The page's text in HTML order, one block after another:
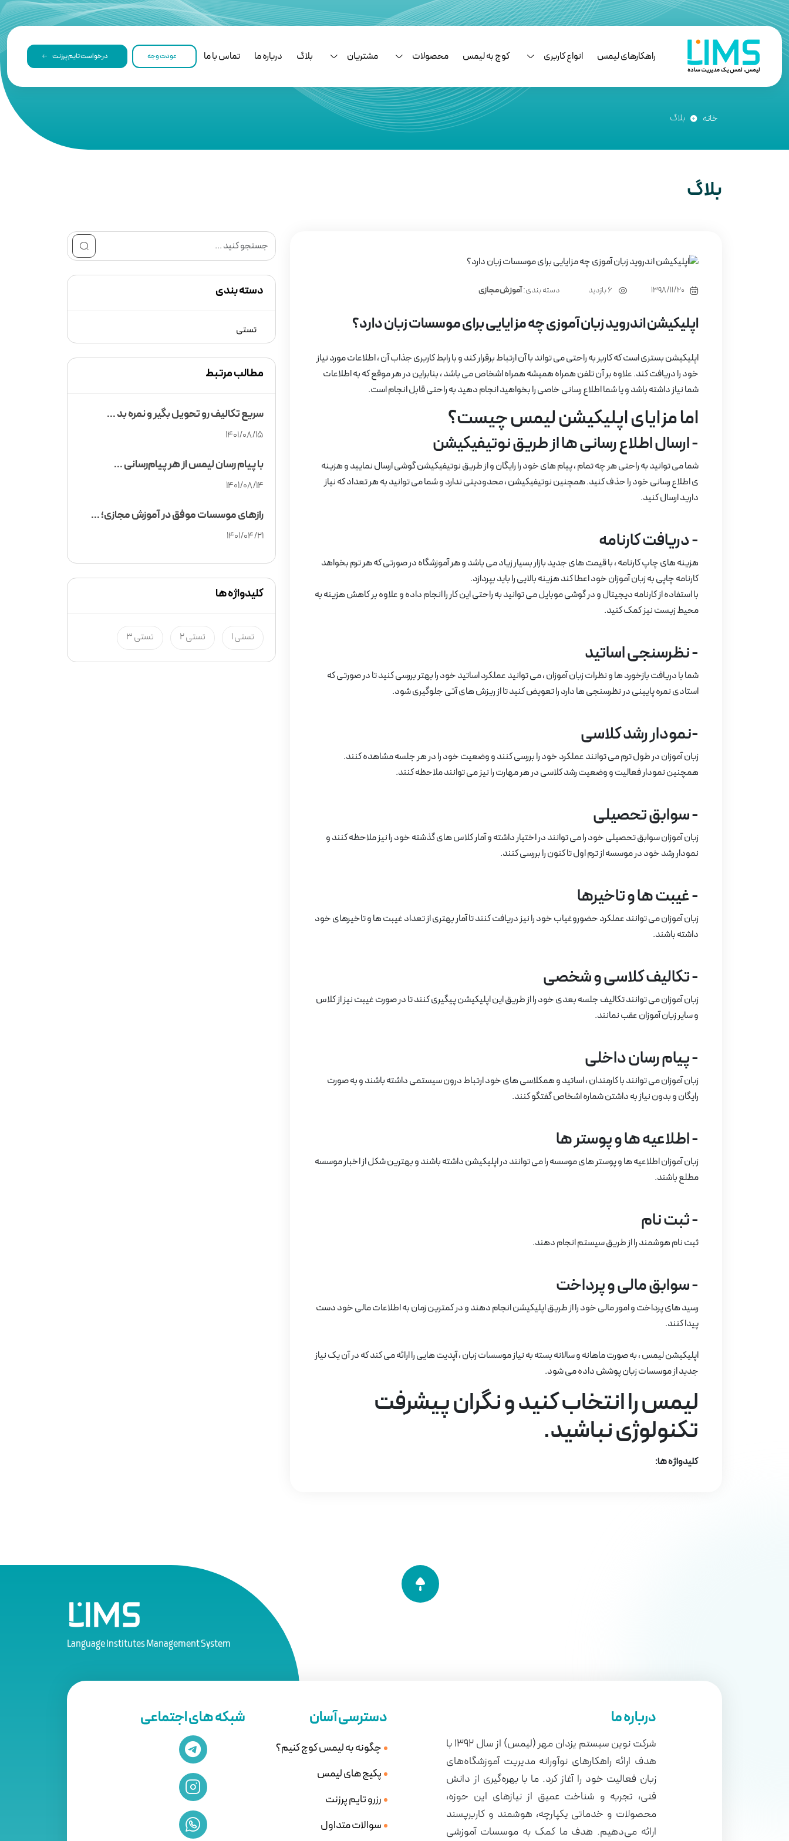
راهکارهای لیمس انواع کاربری کوچ به لیمس محصولات مشتریان بلاگ درباره ما تماس با ما عودت وجه درخواست تایم پرزنت
خانه بلاگ
بلاگ
1398/11/20 6 بازدید دسته بندی:آموزش مجازی
اپلیکیشن اندروید زبان آموزی چه مزایایی برای موسسات زبان دارد؟
اپلیکیشن بستری است که کاربر به راحتی می تواند با آن ارتباط برقرار کند و با رابط کاربری جذاب آن ، اطلاعات مورد نیاز
خود را دریافت کند. علاوه بر آن تلفن همراه همیشه همراه اشخاص می باشد ، بنابراین در هر موقع که به اطلاعات
شما نیاز داشته باشد و یا شما اطلاع رسانی خاصی را بخواهید انجام دهید به راحتی قابل انجام است.
اما مزایای اپلیکیشن لیمس چیست؟
- ارسال اطلاع رسانی ها از طریق نوتیفیکیشن
شما می توانید به راحتی هر چه تمام ، پیام های خود را رایگان و از طریق نوتیفیکیشن گوشی ارسال نمایید و هزینه
ی اطلاع رسانی خود را حذف کنید. همچنین نوتیفیکیشن ، محدودیتی ندارد و شما می توانید به هر تعداد که نیاز
دارید ارسال کنید.
- دریافت کارنامه
هزینه های چاپ کارنامه ، با قیمت های جدید بازار بسیار زیاد می باشد و هر آموزشگاه در صورتی که هر ترم بخواهد
کارنامه چاپی به زبان آموزان خود اعطا کند هزینه بالایی را باید بپردازد.
با استفاده از کارنامه دیجیتال و در گوشی موبایل می توانید به راحتی این کار را انجام داده و علاوه بر کاهش هزینه به
محیط زیست نیز کمک کنید.
- نظرسنجی اساتید
شما با دریافت بازخورد ها و نظرات زبان آموزان ، می توانید عملکرد اساتید خود را بهتر بررسی کنید تا در صورتی که
استادی نمره پایینی در نظرسنجی ها دارد را تعویض کنید تا از ریزش های آتی جلوگیری شود.
-نمودار رشد کلاسی
زبان آموزان در طول ترم می توانند عملکرد خود را بررسی کنند و وضعیت خود را در هر جلسه مشاهده کنند.
همچنین نمودار فعالیت و وضعیت رشد کلاسی در هر مهارت را نیز می توانند ملاحظه کنند.
- سوابق تحصیلی
زبان آموزان سوابق تحصیلی خود را می توانند در اختیار داشته و آمار کلاس های گذشته خود را نیز ملاحظه کنند و
نمودار رشد خود در موسسه از ترم اول تا کنون را بررسی کنند.
- غیبت ها و تاخیرها
زبان آموزان می توانند عملکرد حضوروغیاب خود را نیز دریافت کنند تا آمار بهتری از تعداد غیبت ها و تاخیرهای خود
داشته باشند.
- تکالیف کلاسی و شخصی
زبان آموزان می توانند تکالیف جلسه بعدی خود را از طریق این اپلیکیشن پیگیری کنند تا در صورت غیبت نیز از کلاس
و سایر زبان آموزان عقب نمانند.
- پیام رسان داخلی
زبان آموزان می توانند با کارمندان ، اساتید و همکلاسی های خود ارتباط درون سیستمی داشته باشند و به صورت
رایگان و بدون نیاز به داشتن شماره اشخاص گفتگو کنند.
- اطلاعیه ها و پوستر ها
زبان آموزان اطلاعیه ها و پوستر های موسسه را می توانند در اپلیکیشن داشته باشند و بهترین شکل از اخبار موسسه
مطلع باشند.
- ثبت نام
ثبت نام هوشمند را از طریق سیستم انجام دهند.
- سوابق مالی و پرداخت
رسید های پرداخت و امور مالی خود را از طریق اپلیکیشن انجام دهند و در کمترین زمان به اطلاعات مالی خود دست
پیدا کنند.
اپلیکیشن لیمس ، به صورت ماهانه و سالانه بسته به نیاز موسسات زبان ، آپدیت هایی را ارائه می کند که در آن یک نیاز
جدید از موسسات زبان پوشش داده می شود.
لیمس را انتخاب کنید و نگران پیشرفت
تکنولوژی نباشید.
کلیدواژه ها:
دسته بندی
تستی
مطالب مرتبط
سریع تکالیف رو تحویل بگیر و نمره بد ...
1401/08/15
با پیام رسان لیمس از هر پیام‌رسانی ...
1401/08/14
رازهای موسسات موفق در آموزش مجازی؛ ...
1401/04/21
کلیدواژه ها
تستی 1 تستی 2 تستی 3
Language Institutes Management System
درباره ما
شرکت نوین سیستم یزدان مهر (لیمس) از سال 1392 با
هدف ارائه راهکارهای نوآورانه مدیریت آموزشگاه‌های
زبان فعالیت خود را آغاز کرد. ما با بهره‌گیری از دانش
فنی، تجربه و شناخت عمیق از نیازهای این حوزه،
محصولات و خدماتی یکپارچه، هوشمند و کاربرپسند
ارائه می‌دهیم. هدف ما کمک به موسسات آموزشی
دسترسی آسان
چگونه به لیمس کوچ کنیم؟
پکیج های لیمس
رزرو تایم پرزنت
سوالات متداول
شبکه های اجتماعی